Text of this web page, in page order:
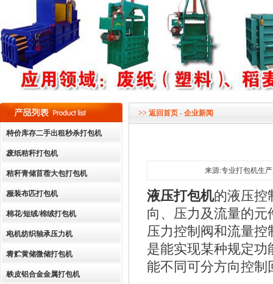
dddddddddddd
特价库存二手出租秒杀打包机
废纸秸秆打包机
秸秆青储苜蓿大包打包机
服装布匹打包机
棉花/短绒/棉绒打包机
电机纺织轴承压力机
青贮黄储微储打包机
铁皮铝合金金属打包机
>> 返回首页 - 企业新闻
来源:专业打包机生
液压打包机的液压控
向、压力及流量的
压力控制阀和流量
是能实现某种规定
能不同可分方向控制